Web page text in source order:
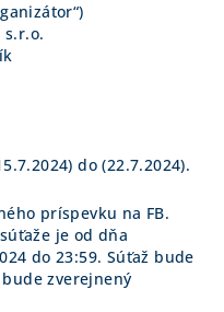
s.r.o.
do (22.7.2024).
príspevku na FB.
je od dňa
do 23:59. Súťaž bude
zverejnený